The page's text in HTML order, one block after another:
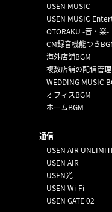
USEN MUSIC
USEN MUSIC
OTORAKU -音・楽-
CM録音機能つき
海外店舗BGM
複数店舗の配信管理
WEDDING MUSIC
オフィスBGM
ホームBGM
通信
USEN AIR
USEN AIR
USEN光
USEN Wi-Fi
USEN GATE 02